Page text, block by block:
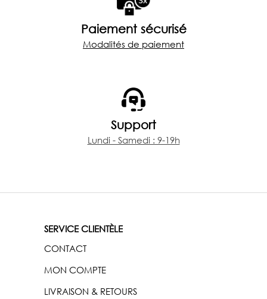
Paiement sécurisé
Modalités de paiement
Support
Lundi - Samedi : 9-19h
SERVICE CLIENTÈLE
CONTACT
MON COMPTE
LIVRAISON & RETOURS